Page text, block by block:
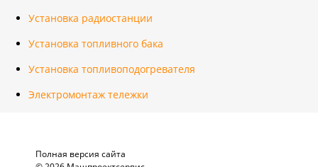
Установка радиостанции
Установка топливного бака
Установка топливоподогревателя
Электромонтаж тележки
Полная версия сайта